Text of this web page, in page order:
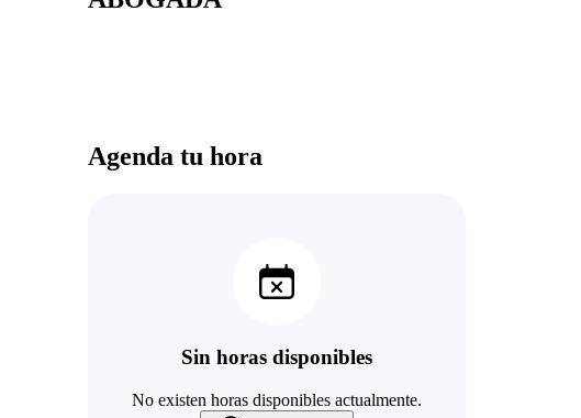
Agenda tu hora
Sin horas disponibles
No existen horas disponibles actualmente.